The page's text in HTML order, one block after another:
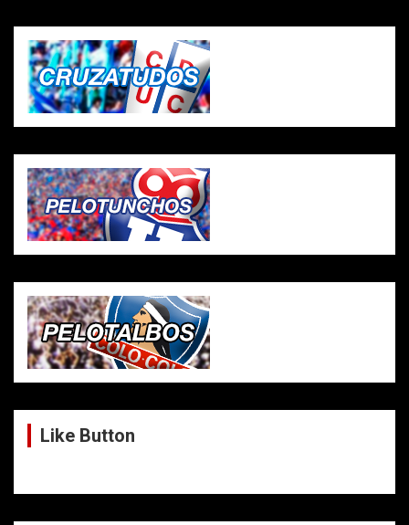
Like Button